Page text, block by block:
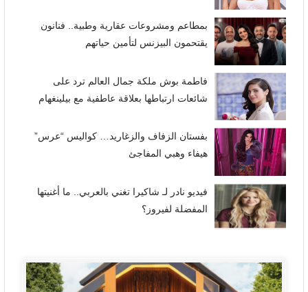
بمطاعم ومشروعات عقارية وطبية.. فنانون
يقتحمون البيزنس لتأمين حياتهم
فاطمة بوش ملكة جمال العالم ترد على
شائعات ارتباطها بعلاقة عاطفية مع بيلينغهام
بفستان الزفاف والزغاريد… كواليس “عرس”
هيفاء وهبي المفاجئ
فيديو نادر لـ شاكيرا تغني بالعربي.. ما أغنيتها
المفضلة لفيروز؟